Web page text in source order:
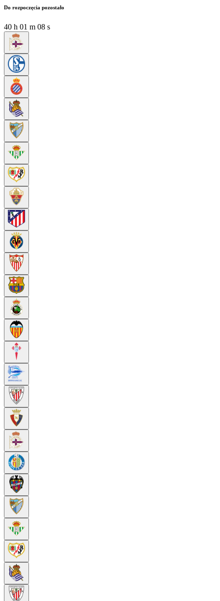
Do rozpoczęcia pozostało
40 h 01 m 06 s